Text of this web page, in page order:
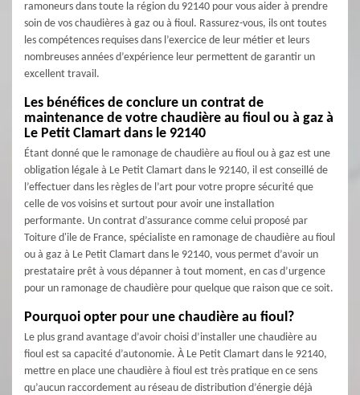
ramoneurs dans toute la région du 92140 pour vous aider à prendre
soin de vos chaudières à gaz ou à fioul. Rassurez-vous, ils ont toutes
les compétences requises dans l’exercice de leur métier et leurs
nombreuses années d’expérience leur permettent de garantir un
excellent travail.
Les bénéfices de conclure un contrat de
maintenance de votre chaudière au fioul ou à gaz à
Le Petit Clamart dans le 92140
Étant donné que le ramonage de chaudière au fioul ou à gaz est une
obligation légale à Le Petit Clamart dans le 92140, il est conseillé de
l’effectuer dans les règles de l’art pour votre propre sécurité que
celle de vos voisins et surtout pour avoir une installation
performante. Un contrat d’assurance comme celui proposé par
Toiture d'ile de France, spécialiste en ramonage de chaudière au fioul
ou à gaz à Le Petit Clamart dans le 92140, vous permet d’avoir un
prestataire prêt à vous dépanner à tout moment, en cas d’urgence
pour un ramonage de chaudière pour quelque que raison que ce soit.
Pourquoi opter pour une chaudière au fioul?
Le plus grand avantage d’avoir choisi d’installer une chaudière au
fioul est sa capacité d’autonomie. À Le Petit Clamart dans le 92140,
mettre en place une chaudière à fioul est très pratique en ce sens
qu’aucun raccordement au réseau de distribution d’énergie déjà